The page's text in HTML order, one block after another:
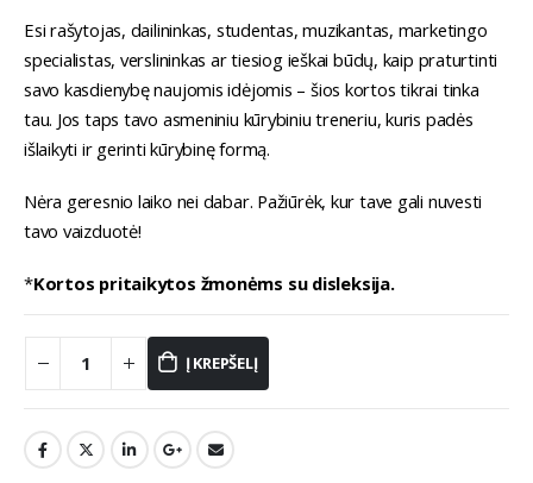
was:
€37.99.
is:
€29.99.
Esi rašytojas, dailininkas, studentas, muzikantas, marketingo
specialistas, verslininkas ar tiesiog ieškai būdų, kaip praturtinti
savo kasdienybę naujomis idėjomis – šios kortos tikrai tinka
tau. Jos taps tavo asmeniniu kūrybiniu treneriu, kuris padės
išlaikyti ir gerinti kūrybinę formą.
Nėra geresnio laiko nei dabar. Pažiūrėk, kur tave gali nuvesti
tavo vaizduotė!
*Kortos pritaikytos žmonėms su disleksija.
Į KREPŠELĮ